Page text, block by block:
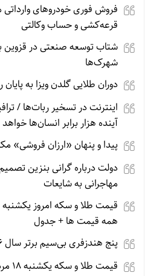
قرعه‌کشی و حساب وکالتی
شتاب توسعه صنعتی در قزوین
شهرک‌ها
دوران طلایی گلدن ویزا به
آینده هزار برابر انسان‌ها
پیدا و پنهان «ارزان فروشی»
دولت درباره گرانی بنزین
مهاجرانی به شایعات
همه قیمت ها + جدول
پنج هندزفری بی‌سیم برتر سال ۲۰۲۶
قیمت طلا و سکه یکشنبه 18 مرداد+ جدول